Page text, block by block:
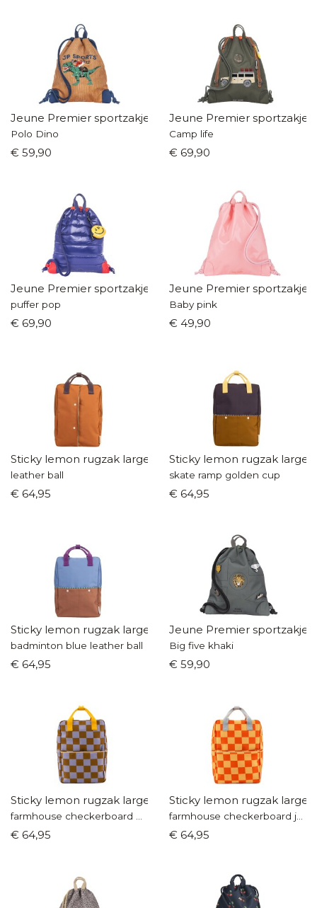
Jeune Premier sportzakje
Polo Dino
€ 59,90
Jeune Premier sportzakje
Camp life
€ 69,90
Jeune Premier sportzakje
puffer pop
€ 69,90
Jeune Premier sportzakje
Baby pink
€ 49,90
Sticky lemon rugzak large
leather ball
€ 64,95
Sticky lemon rugzak large
skate ramp golden cup
€ 64,95
Sticky lemon rugzak large
badminton blue leather ball
€ 64,95
Jeune Premier sportzakje
Big five khaki
€ 59,90
Sticky lemon rugzak large
€ 64,95
Sticky lemon rugzak large
€ 64,95